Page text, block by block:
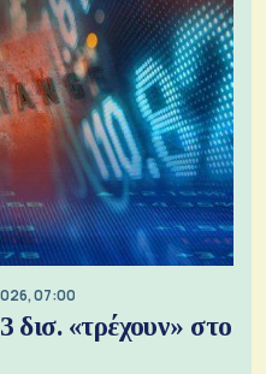
07:00
«τρέχουν» στο